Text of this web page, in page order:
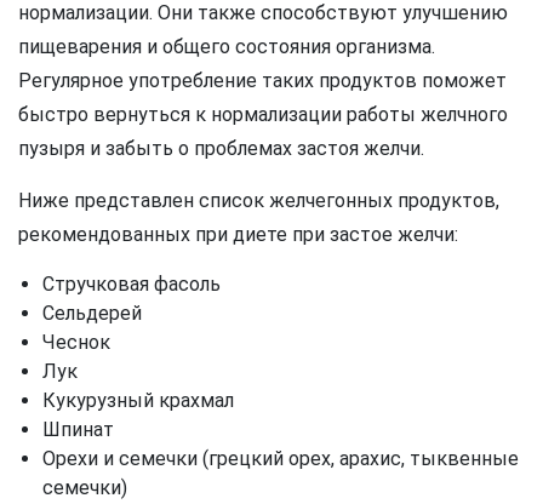
нормализации. Они также способствуют улучшению
пищеварения и общего состояния организма.
Регулярное употребление таких продуктов поможет
быстро вернуться к нормализации работы желчного
пузыря и забыть о проблемах застоя желчи.
Ниже представлен список желчегонных продуктов,
рекомендованных при диете при застое желчи:
Стручковая фасоль
Сельдерей
Чеснок
Лук
Кукурузный крахмал
Шпинат
Орехи и семечки (грецкий орех, арахис, тыквенные
семечки)